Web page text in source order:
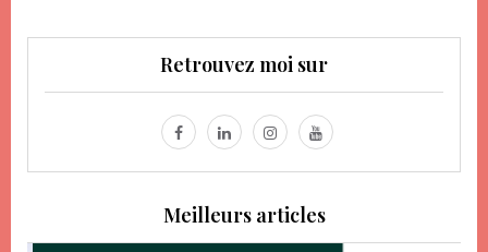
Retrouvez moi sur
Meilleurs articles